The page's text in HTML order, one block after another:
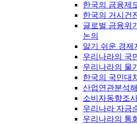
한국의 금융제
한국의 거시건
글로벌 금융위
논의
알기 쉬운 경제
우리나라의 국
우리나라의 물
한국의 국민대
산업연관분석
소비자동향조
우리나라 자금
우리나라의 통